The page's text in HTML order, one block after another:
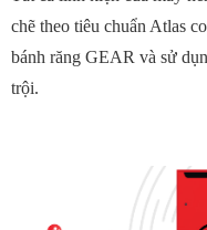
chẽ theo tiêu chuẩn Atlas
bánh răng GEAR và sử
trội.